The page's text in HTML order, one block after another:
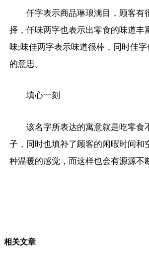
仟字表示商品琳琅满目，顾客有
择，仟味两字也表示出零食的味道丰
味;味佳两字表示味道很棒，同时佳
的意思。
填心一刻
该名字所表达的寓意就是吃零食
子，同时也填补了顾客的闲暇时间和
种温暖的感觉，而这样也会有源源不
相关文章